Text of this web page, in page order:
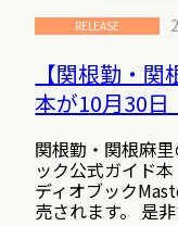
RELEASE
【関根勤・
本が10月30日
関根勤・関根麻
ック公式ガイド
ディオブック
売されます。 是